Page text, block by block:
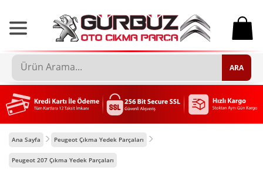
0
ARA
Ana Sayfa Peugeot Çıkma Yedek Parçaları
Peugeot 207 Çıkma Yedek Parçaları